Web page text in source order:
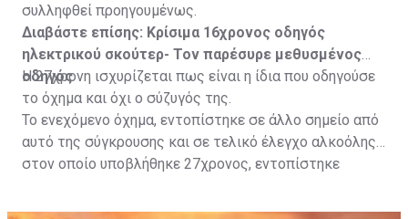
συλληφθεί προηγουμένως.
Διαβάστε επίσης: Κρίσιμα 16χρονος οδηγός
ηλεκτρικού σκούτερ- Τον παρέσυρε μεθυσμένος
οδηγός
Η 27χρονη ισχυρίζεται πως είναι η ίδια που οδηγούσε
το όχημα και όχι ο σύζυγός της.
Το ενεχόμενο όχημα, εντοπίστηκε σε άλλο σημείο από
αυτό της σύγκρουσης και σε τελικό έλεγχο αλκοόλης
στον οποίο υποβλήθηκε 27χρονος, εντοπίστηκε